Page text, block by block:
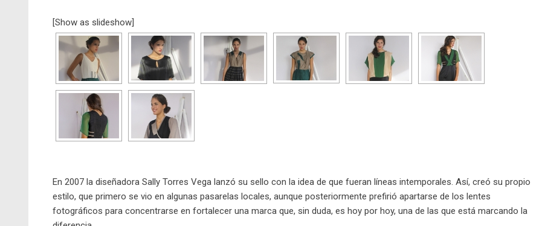
[Show as slideshow]
En 2007 la diseñadora Sally Torres Vega lanzó su sello con la idea de que fueran líneas intemporales. Así, creó su propio
estilo, que primero se vio en algunas pasarelas locales, aunque posteriormente prefirió apartarse de los lentes
fotográficos para concentrarse en fortalecer una marca que, sin duda, es hoy por hoy, una de las que está marcando la